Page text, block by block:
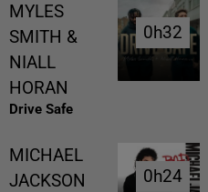
MYLES
SMITH &
NIALL
HORAN
Drive Safe
0h32
0h32
MICHAEL
JACKSON
0h24
0h24